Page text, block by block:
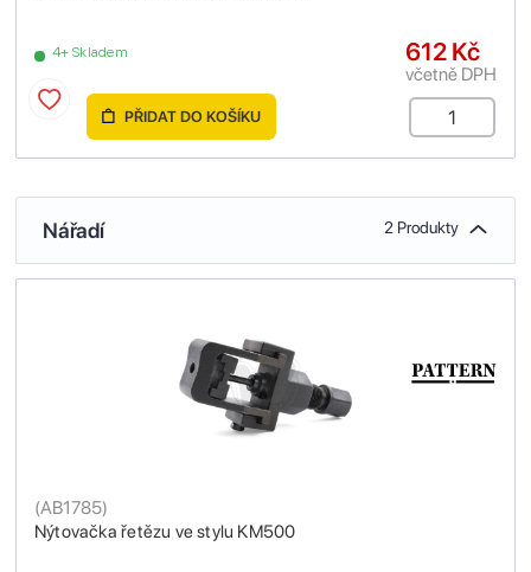
4+ Skladem 612 Kč
včetně DPH
PŘIDAT DO KOŠÍKU
Nářadí 2 Produkty
Nýtovačka řetězu ve stylu KM500
(AB1785)